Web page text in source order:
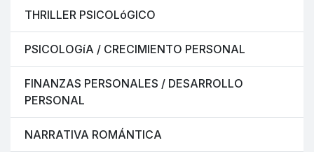
THRILLER PSICOLóGICO
PSICOLOGíA / CRECIMIENTO PERSONAL
FINANZAS PERSONALES / DESARROLLO
PERSONAL
NARRATIVA ROMÁNTICA